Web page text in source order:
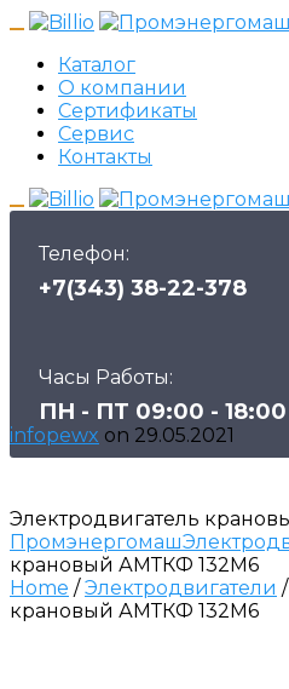
Каталог
О компании
Сертификаты
Сервис
Контакты
Телефон:
+7(343) 38-22-378
Часы Работы:
ПН - ПТ 09:00 - 18:00
infopewx on 29.05.2021
Электродвигатель
Промэнергомаш
крановый АМТКФ 132М6
Home /Электродвигатели /
крановый АМТКФ 132М6